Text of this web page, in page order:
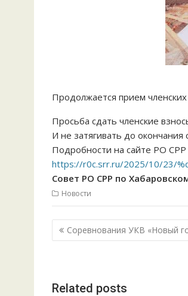
Продолжается прием
Просьба сдать членские
И не затягивать до окончания
Подробности на сайте РО СРР
https://r0c.srr.ru/2025/10/23/
Совет РО СРР по
Новости
Навигация
по
Соревнования УКВ «Новый
Related posts